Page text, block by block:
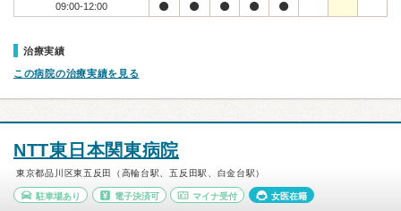
09:00-12:00
治療実績
この病院の治療実績を見る
NTT東日本関東病院
東京都品川区東五反田（高輪台駅、五反田駅、白金台駅）
駐車場あり 電子決済可 マイナ受付 女医在籍